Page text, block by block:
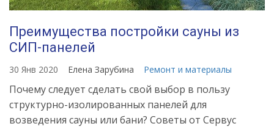
Преимущества постройки сауны из
СИП-панелей
30 Янв 2020 Елена Зарубина Ремонт и материалы
Почему следует сделать свой выбор в пользу
структурно-изолированных панелей для
возведения сауны или бани? Советы от Сервус